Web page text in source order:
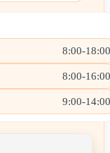
8:00-18:00
8:00-16:00
9:00-14:00